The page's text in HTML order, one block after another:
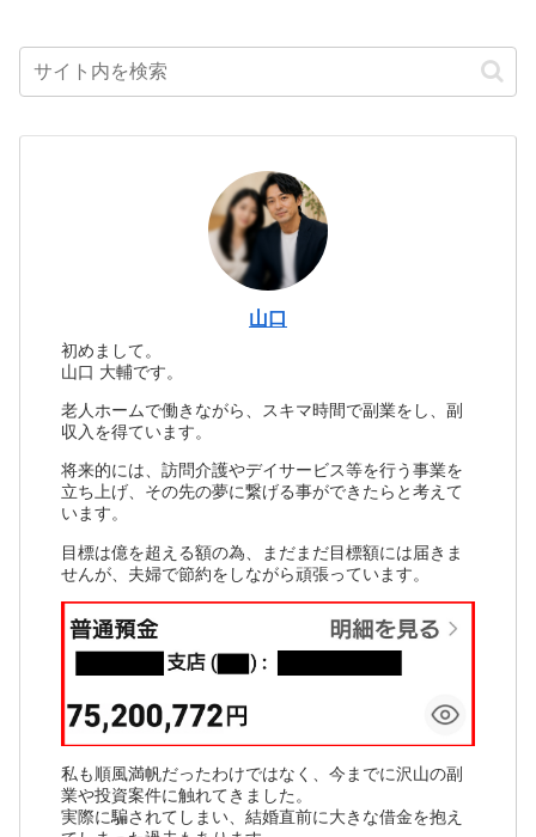
山口
初めまして。
山口 大輔です。
老人ホームで働きながら、スキマ時間で副業をし、副
収入を得ています。
将来的には、訪問介護やデイサービス等を行う事業を
立ち上げ、その先の夢に繋げる事ができたらと考えて
います。
目標は億を超える額の為、まだまだ目標額には届きま
せんが、夫婦で節約をしながら頑張っています。
私も順風満帆だったわけではなく、今までに沢山の副
業や投資案件に触れてきました。
実際に騙されてしまい、結婚直前に大きな借金を抱え